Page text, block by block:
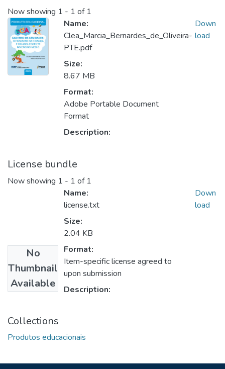
Now showing 1 - 1 of 1
Name:
Clea_Marcia_Bernardes_de_Oliveira-
PTE.pdf
Size:
8.67 MB
Format:
Adobe Portable Document
Format
Description:
Down
load
License bundle
Now showing 1 - 1 of 1
No
Thumbnail
Available
Name:
license.txt
Size:
2.04 KB
Format:
Item-specific license agreed to
upon submission
Description:
Down
load
Collections
Produtos educacionais